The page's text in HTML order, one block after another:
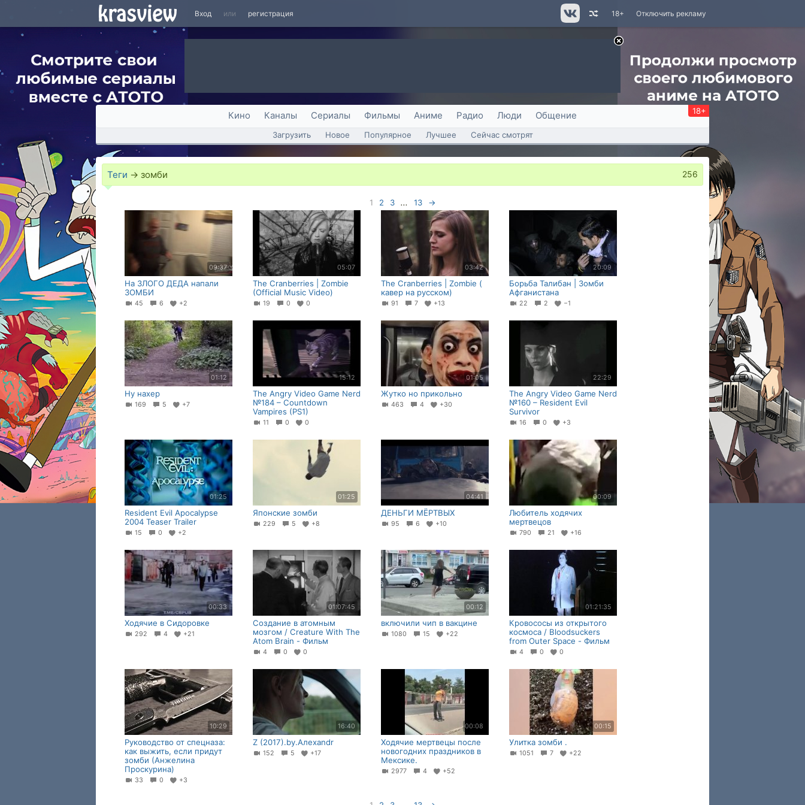
Вход или регистрация Отключить рекламу
18+
Кино Каналы Сериалы Фильмы Аниме Радио Люди Общение 18+
Загрузить Новое Популярное Лучшее Сейчас смотрят
Теги → зомби 256
1 2 3 ... 13 →
09:37
На ЗЛОГО ДЕДА напали
ЗОМБИ
45 6 +2
05:07
The Cranberries | Zombie
(Official Music Video)
19 0 0
03:42
The Cranberries | Zombie (
кавер на русском)
91 7 +13
20:09
Борьба Талибан | Зомби
Афганистана
22 2 −1
01:12
Ну нахер
169 5 +7
15:12
The Angry Video Game Nerd
№184 – Countdown
Vampires (PS1)
11 0 0
01:05
Жутко но прикольно
463 4 +30
22:29
The Angry Video Game Nerd
№160 – Resident Evil
Survivor
16 0 +3
01:25
Resident Evil Apocalypse
2004 Teaser Trailer
15 0 +2
01:25
Японские зомби
229 5 +8
04:41
ДЕНЬГИ МЁРТВЫХ
95 6 +10
00:09
Любитель ходячих
мертвецов
790 21 +16
00:33
Ходячие в Сидоровке
292 4 +21
01:07:45
Создание в атомным
мозгом / Creature With The
Atom Brain - Фильм
4 0 0
00:12
включили чип в вакцине
1080 15 +22
01:21:35
Кровососы из открытого
космоса / Bloodsuckers
from Outer Space - Фильм
4 0 0
10:29
Руководство от спецназа:
как выжить, если придут
зомби (Анжелина
Проскурина)
33 0 +3
16:40
Z (2017).by.Алехаndr
152 5 +17
00:08
Ходячие мертвецы после
новогодних праздников в
Мексике.
2977 4 +52
00:15
Улитка зомби .
1051 7 +22